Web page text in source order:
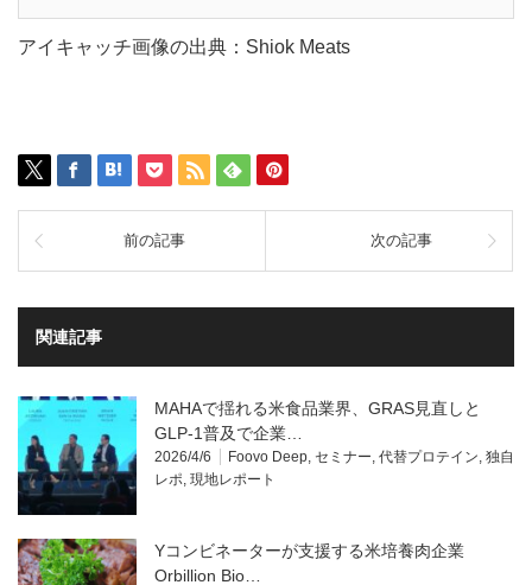
アイキャッチ画像の出典：Shiok Meats
前の記事 次の記事
関連記事
MAHAで揺れる米食品業界、GRAS見直しと
GLP-1普及で企業…
2026/4/6 Foovo Deep セミナー 代替プロテイン 独自
レポ 現地レポート
Yコンビネーターが支援する米培養肉企業
Orbillion Bio…